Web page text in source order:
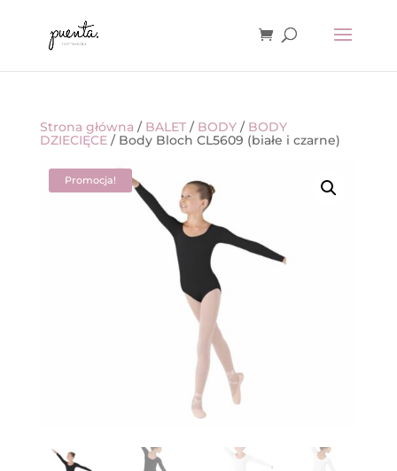
Strona główna / BALET/ BODY/ BODY
DZIECIĘCE/ Body Bloch CL5609 (białe i czarne)
Promocja!